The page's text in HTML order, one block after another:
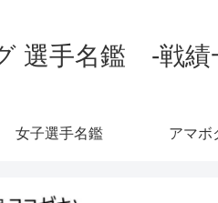
選手名鑑 -戦績
女子選手名鑑 アマボ